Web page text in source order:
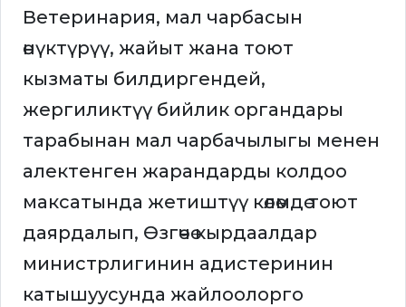
Ветеринария, мал чарбасын
өнүктүрүү, жайыт жана тоют
кызматы билдиргендей,
жергиликтүү бийлик органдары
тарабынан мал чарбачылыгы менен
алектенген жарандарды колдоо
максатында жетиштүү көлөмдө тоют
даярдалып, Өзгөчө кырдаалдар
министрлигинин адистеринин
катышуусунда жайлоолорго